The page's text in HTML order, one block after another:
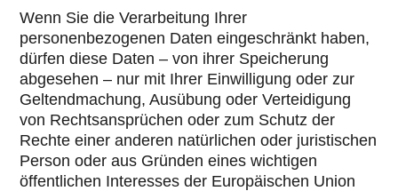
Wenn Sie die Verarbeitung Ihrer
personenbezogenen Daten eingeschränkt haben,
dürfen diese Daten – von ihrer Speicherung
abgesehen – nur mit Ihrer Einwilligung oder zur
Geltendmachung, Ausübung oder Verteidigung
von Rechtsansprüchen oder zum Schutz der
Rechte einer anderen natürlichen oder juristischen
Person oder aus Gründen eines wichtigen
öffentlichen Interesses der Europäischen Union